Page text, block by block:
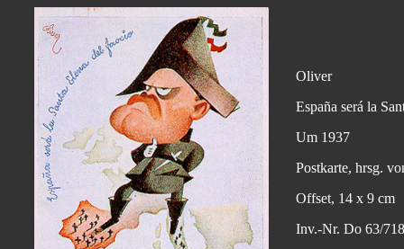
Oliver
España será la
Um 1937
Postkarte, hrsg.
Offset, 14 x 9 cm
Inv.-Nr. Do 63/